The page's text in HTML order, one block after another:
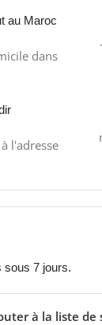
au Maroc
dans
l'adresse
sous 7 jours.
à la liste de